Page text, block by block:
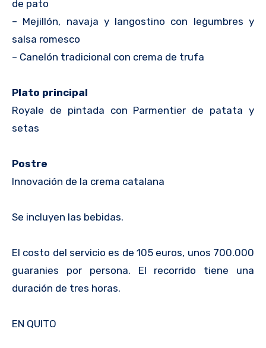
de pato
– Mejillón, navaja y langostino con legumbres y
salsa romesco
– Canelón tradicional con crema de trufa
Plato principal
Royale de pintada con Parmentier de patata y
setas
Postre
Innovación de la crema catalana
Se incluyen las bebidas.
El costo del servicio es de 105 euros, unos 700.000
guaranies por persona. El recorrido tiene una
duración de tres horas.
EN QUITO